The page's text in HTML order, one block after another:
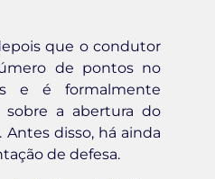
que o condutor
de pontos no
e é formalmente
a abertura do
Antes disso, há ainda
de defesa.